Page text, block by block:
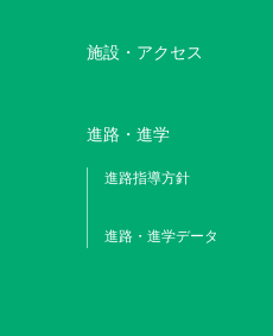
施設・アクセス
進路・進学
進路指導方針
進路・進学データ